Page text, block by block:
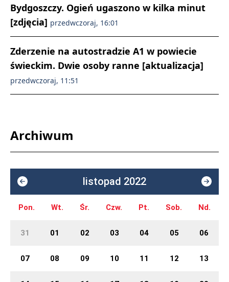
Bydgoszczy. Ogień ugaszono w kilka minut
[zdjęcia] przedwczoraj, 16:01
Zderzenie na autostradzie A1 w powiecie
świeckim. Dwie osoby ranne [aktualizacja]
przedwczoraj, 11:51
Archiwum
listopad 2022
Pon. Wt. Śr. Czw. Pt. Sob. Nd.
31 01 02 03 04 05 06
07 08 09 10 11 12 13